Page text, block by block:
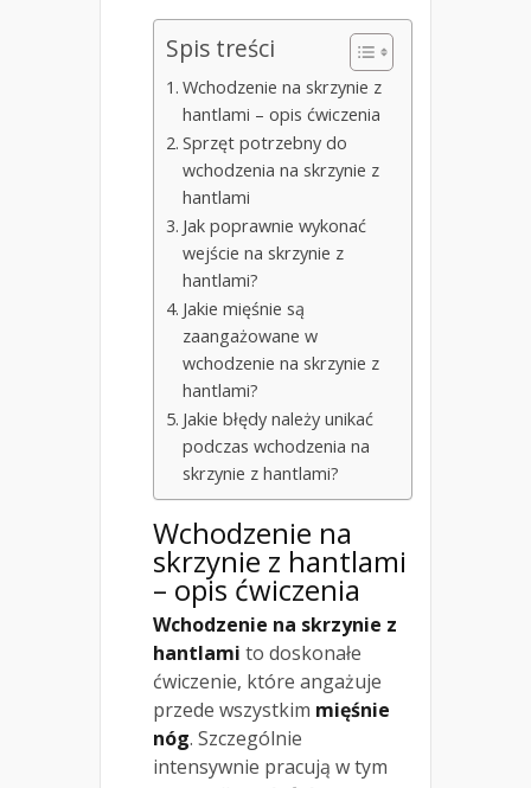
Spis treści
Wchodzenie na skrzynie z
hantlami – opis ćwiczenia
Sprzęt potrzebny do
wchodzenia na skrzynie z
hantlami
Jak poprawnie wykonać
wejście na skrzynie z
hantlami?
Jakie mięśnie są
zaangażowane w
wchodzenie na skrzynie z
hantlami?
Jakie błędy należy unikać
podczas wchodzenia na
skrzynie z hantlami?
Wchodzenie na
skrzynie z hantlami
– opis ćwiczenia
Wchodzenie na skrzynie z
hantlami to doskonałe
ćwiczenie, które angażuje
przede wszystkim mięśnie
nóg. Szczególnie
intensywnie pracują w tym